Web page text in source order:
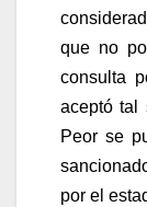
que no
consulta
aceptó tal
Peor se
por el